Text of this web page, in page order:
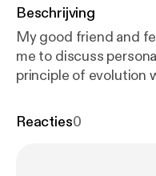
Beschrijving
My good friend and
me to discuss
principle of evolution
Reacties0